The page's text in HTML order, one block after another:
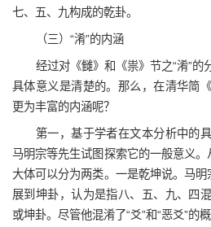
七、五、九构成的乾卦。
（三）“淆”的内涵
经过对《雠》和《祟》节之“淆”
具体意义是清楚的。那么，在清华简
更为丰富的内涵呢？
第一，基于学者在文本分析中的
马明宗等先生试图探索它的一般意义。
大体可以分为两类。一是乾坤说。马明
展到坤卦，认为是指八、五、九、四
或坤卦。尽管他混淆了“爻”和“恶爻”的